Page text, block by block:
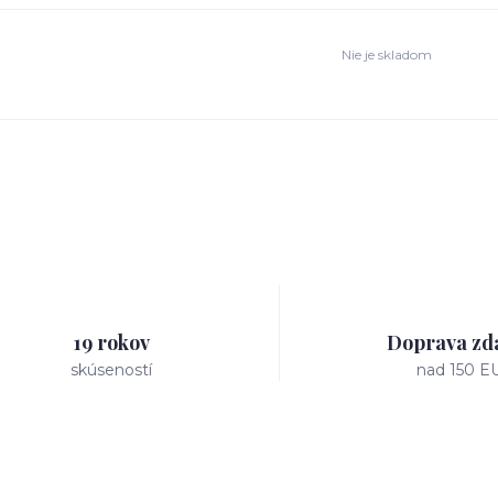
Nie je skladom
19 rokov
skúseností
Doprava
nad 150